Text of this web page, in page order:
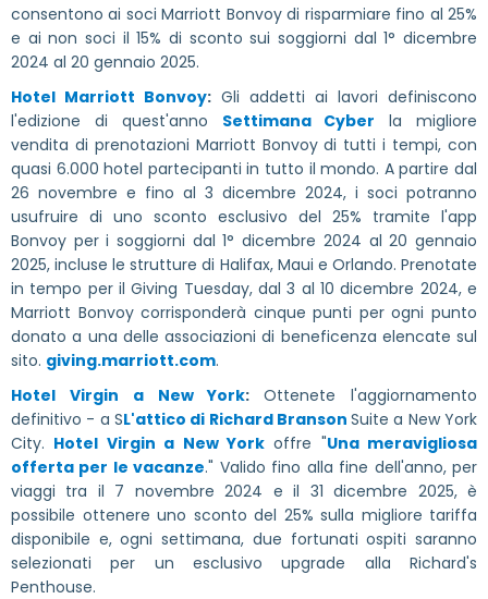
consentono ai soci Marriott Bonvoy di risparmiare fino al 25%
e ai non soci il 15% di sconto sui soggiorni dal 1° dicembre
2024 al 20 gennaio 2025.
Hotel Marriott Bonvoy: Gli addetti ai lavori definiscono
l'edizione di quest'anno Settimana Cyber la migliore
vendita di prenotazioni Marriott Bonvoy di tutti i tempi, con
quasi 6.000 hotel partecipanti in tutto il mondo. A partire dal
26 novembre e fino al 3 dicembre 2024, i soci potranno
usufruire di uno sconto esclusivo del 25% tramite l'app
Bonvoy per i soggiorni dal 1° dicembre 2024 al 20 gennaio
2025, incluse le strutture di Halifax, Maui e Orlando. Prenotate
in tempo per il Giving Tuesday, dal 3 al 10 dicembre 2024, e
Marriott Bonvoy corrisponderà cinque punti per ogni punto
donato a una delle associazioni di beneficenza elencate sul
sito. giving.marriott.com.
Hotel Virgin a New York:Ottenete l'aggiornamento
definitivo - a SL'attico di Richard BransonSuite a New York
City. Hotel Virgin a New Yorkoffre "Una meravigliosa
offerta per le vacanze." Valido fino alla fine dell'anno, per
viaggi tra il 7 novembre 2024 e il 31 dicembre 2025, è
possibile ottenere uno sconto del 25% sulla migliore tariffa
disponibile e, ogni settimana, due fortunati ospiti saranno
selezionati per un esclusivo upgrade alla Richard's
Penthouse.